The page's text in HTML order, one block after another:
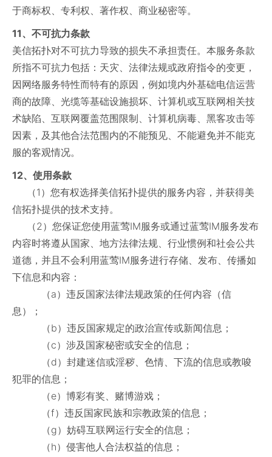
于商标权、专利权、著作权、商业秘密等。
11、不可抗力条款
美信拓扑对不可抗力导致的损失不承担责任。本服务条款
所指不可抗力包括：天灾、法律法规或政府指令的变更，
因网络服务特性而特有的原因，例如境内外基础电信运营
商的故障、光缆等基础设施损坏、计算机或互联网相关技
术缺陷、互联网覆盖范围限制、计算机病毒、黑客攻击等
因素，及其他合法范围内的不能预见、不能避免并不能克
服的客观情况。
12、使用条款
（1）您有权选择美信拓扑提供的服务内容，并获得美
信拓扑提供的技术支持。
（2）您保证您使用蓝莺IM服务或通过蓝莺IM服务发布
内容时将遵从国家、地方法律法规、行业惯例和社会公共
道德，并且不会利用蓝莺IM服务进行存储、发布、传播如
下信息和内容：
（a）违反国家法律法规政策的任何内容（信
息）；
（b）违反国家规定的政治宣传或新闻信息；
（c）涉及国家秘密或安全的信息；
（d）封建迷信或淫秽、色情、下流的信息或教唆
犯罪的信息；
（e）博彩有奖、赌博游戏；
（f）违反国家民族和宗教政策的信息；
（g）妨碍互联网运行安全的信息；
（h）侵害他人合法权益的信息；